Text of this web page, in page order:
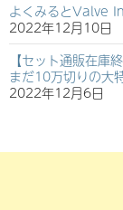
よくみるとValve
2022年12月10日
【セット通販在
まだ10万切りの大
2022年12月6日